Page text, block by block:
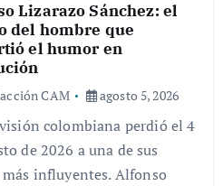
Lizarazo Sánchez: el
del hombre que
el humor en
CAM agosto 5, 2026
colombiana perdió el 4
de 2026 a una de sus
influyentes. Alfonso